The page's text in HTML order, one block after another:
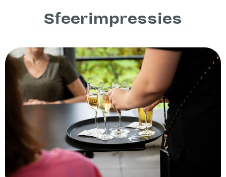
Sfeerimpressies